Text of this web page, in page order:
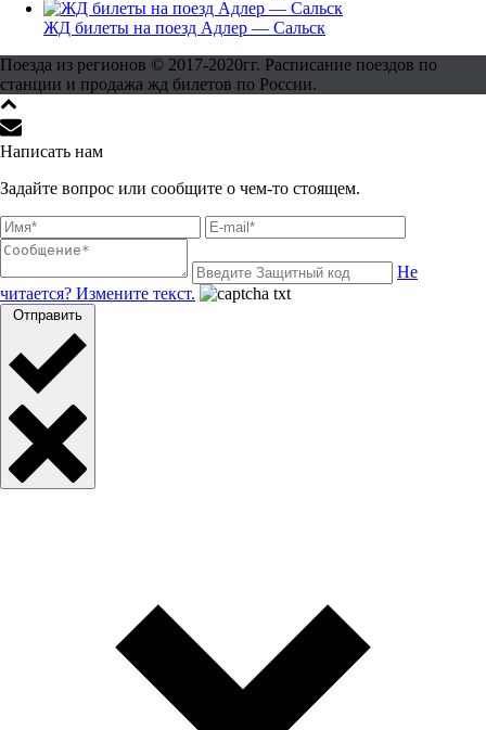
ЖД билеты на поезд Адлер — Сальск
Поезда из регионов © 2017-2020гг. Расписание поездов по
станции и продажа жд билетов по России.
Написать нам
Задайте вопрос или сообщите о чем-то стоящем.
Не
читается? Измените текст.
Отправить